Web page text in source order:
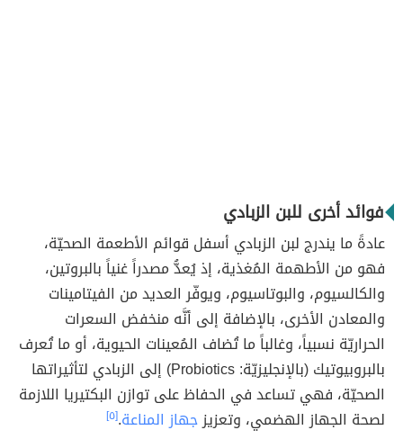
فوائد أخرى للبن الزبادي
عادةً ما يندرج لبن الزبادي أسفل قوائم الأطعمة الصحيّة،
فهو من الأطهمة المُغذية، إذ يُعدُّ مصدراً غنياً بالبروتين،
والكالسيوم، والبوتاسيوم، ويوفّر العديد من الفيتامينات
والمعادن الأخرى، بالإضافة إلى أنَّه منخفض السعرات
الحراريّة نسبياً، وغالباً ما تُضاف المُعينات الحيوية، أو ما تُعرف
بالبروبيوتيك (بالإنجليزيّة: Probiotics) إلى الزبادي لتأثيراتها
الصحيّة، فهي تساعد في الحفاظ على توازن البكتيريا اللازمة
لصحة الجهاز الهضمي، وتعزيزجهاز المناعة.[٥]